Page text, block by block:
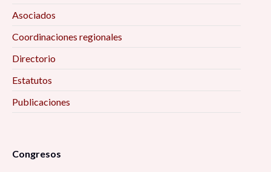
Asociados
Coordinaciones regionales
Directorio
Estatutos
Publicaciones
Congresos